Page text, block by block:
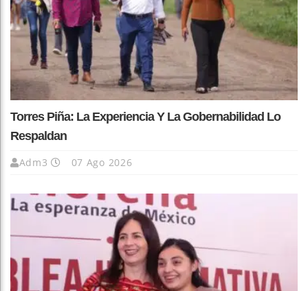
Torres Piña: La Experiencia Y La Gobernabilidad Lo
Respaldan
Adm3 07 Ago 2026